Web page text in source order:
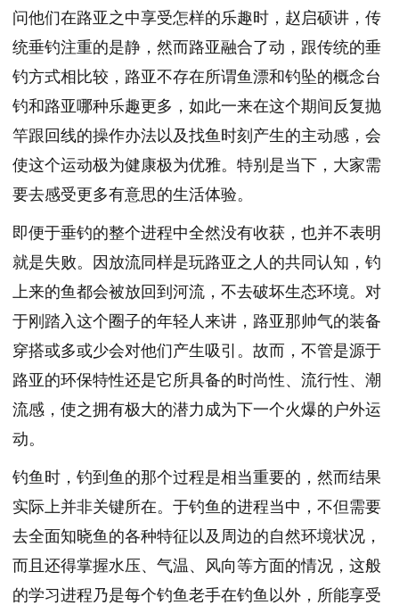
问他们在路亚之中享受怎样的乐趣时，赵启硕讲，传
统垂钓注重的是静，然而路亚融合了动，跟传统的垂
钓方式相比较，路亚不存在所谓鱼漂和钓坠的概念台
钓和路亚哪种乐趣更多，如此一来在这个期间反复抛
竿跟回线的操作办法以及找鱼时刻产生的主动感，会
使这个运动极为健康极为优雅。特别是当下，大家需
要去感受更多有意思的生活体验。
即便于垂钓的整个进程中全然没有收获，也并不表明
就是失败。因放流同样是玩路亚之人的共同认知，钓
上来的鱼都会被放回到河流，不去破坏生态环境。对
于刚踏入这个圈子的年轻人来讲，路亚那帅气的装备
穿搭或多或少会对他们产生吸引。故而，不管是源于
路亚的环保特性还是它所具备的时尚性、流行性、潮
流感，使之拥有极大的潜力成为下一个火爆的户外运
动。
钓鱼时，钓到鱼的那个过程是相当重要的，然而结果
实际上并非关键所在。于钓鱼的进程当中，不但需要
去全面知晓鱼的各种特征以及周边的自然环境状况，
而且还得掌握水压、气温、风向等方面的情况，这般
的学习进程乃是每个钓鱼老手在钓鱼以外，所能享受